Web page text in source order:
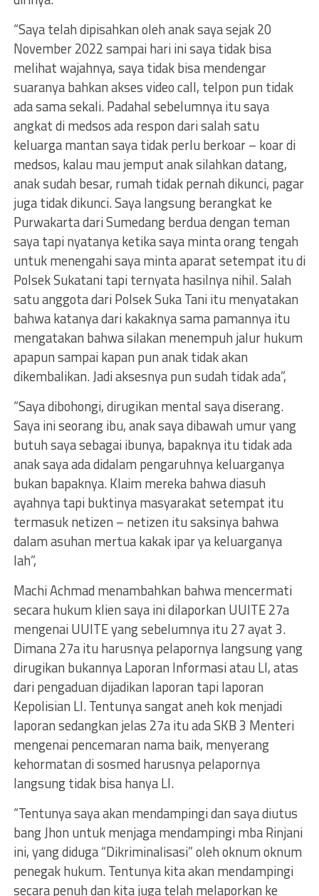
“Saya telah dipisahkan oleh anak saya sejak 20
November 2022 sampai hari ini saya tidak bisa
melihat wajahnya, saya tidak bisa mendengar
suaranya bahkan akses video call, telpon pun tidak
ada sama sekali. Padahal sebelumnya itu saya
angkat di medsos ada respon dari salah satu
keluarga mantan saya tidak perlu berkoar – koar di
medsos, kalau mau jemput anak silahkan datang,
anak sudah besar, rumah tidak pernah dikunci, pagar
juga tidak dikunci. Saya langsung berangkat ke
Purwakarta dari Sumedang berdua dengan teman
saya tapi nyatanya ketika saya minta orang tengah
untuk menengahi saya minta aparat setempat itu di
Polsek Sukatani tapi ternyata hasilnya nihil. Salah
satu anggota dari Polsek Suka Tani itu menyatakan
bahwa katanya dari kakaknya sama pamannya itu
mengatakan bahwa silakan menempuh jalur hukum
apapun sampai kapan pun anak tidak akan
dikembalikan. Jadi aksesnya pun sudah tidak ada”,
“Saya dibohongi, dirugikan mental saya diserang.
Saya ini seorang ibu, anak saya dibawah umur yang
butuh saya sebagai ibunya, bapaknya itu tidak ada
anak saya ada didalam pengaruhnya keluarganya
bukan bapaknya. Klaim mereka bahwa diasuh
ayahnya tapi buktinya masyarakat setempat itu
termasuk netizen – netizen itu saksinya bahwa
dalam asuhan mertua kakak ipar ya keluarganya
lah”,
Machi Achmad menambahkan bahwa mencermati
secara hukum klien saya ini dilaporkan UUITE 27a
mengenai UUITE yang sebelumnya itu 27 ayat 3.
Dimana 27a itu harusnya pelapornya langsung yang
dirugikan bukannya Laporan Informasi atau LI, atas
dari pengaduan dijadikan laporan tapi laporan
Kepolisian LI. Tentunya sangat aneh kok menjadi
laporan sedangkan jelas 27a itu ada SKB 3 Menteri
mengenai pencemaran nama baik, menyerang
kehormatan di sosmed harusnya pelapornya
langsung tidak bisa hanya LI.
“Tentunya saya akan mendampingi dan saya diutus
bang Jhon untuk menjaga mendampingi mba Rinjani
ini, yang diduga “Dikriminalisasi” oleh oknum oknum
penegak hukum. Tentunya kita akan mendampingi
secara penuh dan kita juga telah melaporkan ke